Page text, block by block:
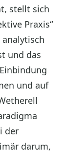
stellt sich
Praxis“
und das
und auf
der
darum,